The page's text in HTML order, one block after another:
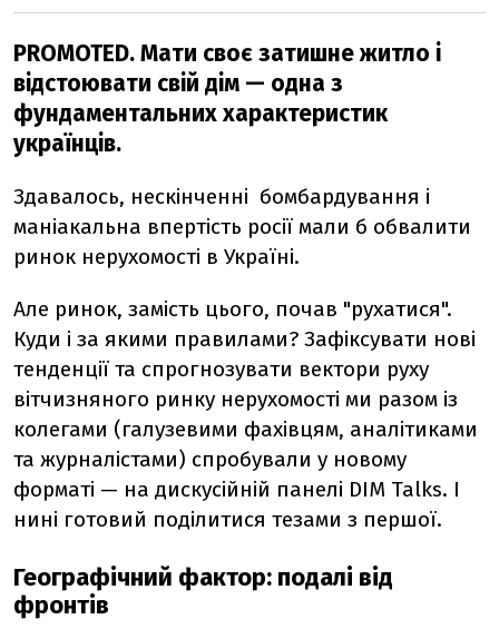
PROMOTED. Мати своє затишне житло і
відстоювати свій дім — одна з
фундаментальних характеристик
українців.
Здавалось, нескінченні бомбардування і
маніакальна впертість росії мали б обвалити
ринок нерухомості в Україні.
Але ринок, замість цього, почав "рухатися".
Куди і за якими правилами? Зафіксувати нові
тенденції та спрогнозувати вектори руху
вітчизняного ринку нерухомості ми разом із
колегами (галузевими фахівцям, аналітиками
та журналістами) спробували у новому
форматі — на дискусійній панелі DIM Talks. І
нині готовий поділитися тезами з першої.
Географічний фактор: подалі від
фронтів